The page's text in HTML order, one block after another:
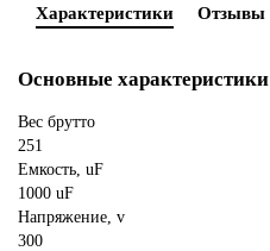
Характеристики Отзывы
Основные характеристики
Вес брутто
251
Емкость, uF
1000 uF
Напряжение, v
300